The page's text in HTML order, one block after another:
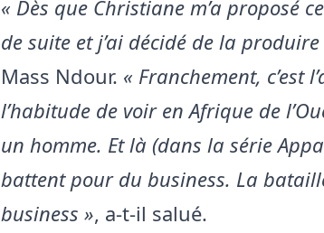
« Dès que Christiane m’a proposé
de suite et j’ai décidé de la produire
Mass Ndour. « Franchement, c’est
l’habitude de voir en Afrique de
un homme. Et là (dans la série
battent pour du business. La
business », a-t-il salué.